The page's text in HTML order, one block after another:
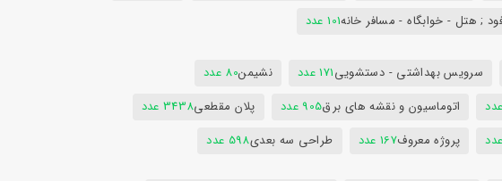
; هتل - خوابگاه - مسافر خانه101 عدد
سرویس بهداشتی - دستشویی171 عدد نشیمن80 عدد
اتوماسیون و نقشه های برق905 عدد پلان مقطعی3438 عدد
پروژه معروف167 عدد طراحی سه بعدی598 عدد